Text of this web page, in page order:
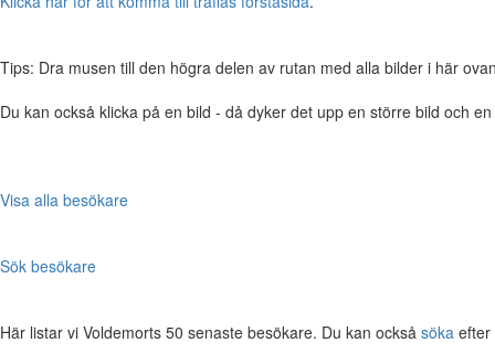
Tips: Dra musen till den högra delen av rutan med alla bilder i här
Du kan också klicka på en bild - då dyker det upp en större bild och
Visa alla besökare
Sök besökare
Här listar vi Voldemorts 50 senaste besökare. Du kan också söka efter